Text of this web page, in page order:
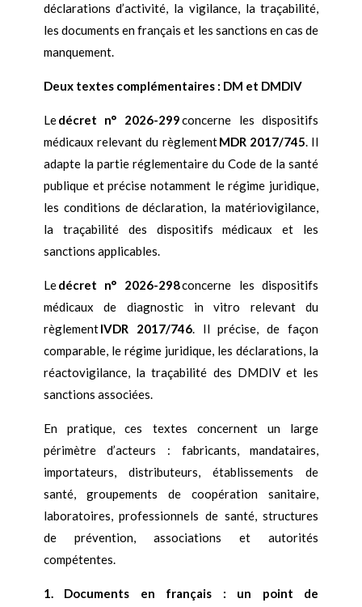
déclarations d’activité, la vigilance, la traçabilité,
les documents en français et les sanctions en cas de
manquement.
Deux textes complémentaires : DM et DMDIV
Ledécret n° 2026-299concerne les dispositifs
médicaux relevant du règlementMDR 2017/745. Il
adapte la partie réglementaire du Code de la santé
publique et précise notamment le régime juridique,
les conditions de déclaration, la matériovigilance,
la traçabilité des dispositifs médicaux et les
sanctions applicables.
Ledécret n° 2026-298concerne les dispositifs
médicaux de diagnostic in vitro relevant du
règlementIVDR 2017/746. Il précise, de façon
comparable, le régime juridique, les déclarations, la
réactovigilance, la traçabilité des DMDIV et les
sanctions associées.
En pratique, ces textes concernent un large
périmètre d’acteurs : fabricants, mandataires,
importateurs, distributeurs, établissements de
santé, groupements de coopération sanitaire,
laboratoires, professionnels de santé, structures
de prévention, associations et autorités
compétentes.
1. Documents en français : un point de